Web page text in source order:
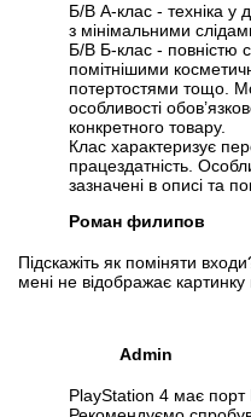
Б/В А-клас - техніка у
з мінімальними
Б/В Б-клас - повністю
помітнішими
потертостями тощо.
особливості
конкретного товару.
Клас характеризує
працездатність.
зазначені в описі та
Роман филипов
Підскажіть як поміняти
мені не відображає
Admin
PlayStation 4 має порт